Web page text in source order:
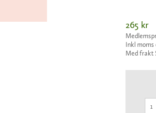
265 kr
Inkl
Med frakt